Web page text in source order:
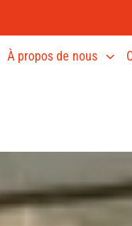
À propos de nous